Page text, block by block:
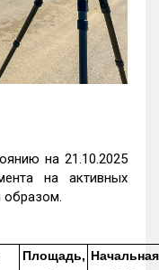
на 21.10.2025
на активных
образом.
Площадь, Начальная